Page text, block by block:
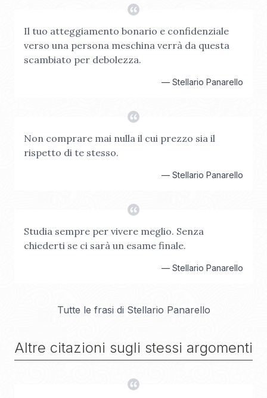
Il tuo atteggiamento bonario e confidenziale
verso una persona meschina verrà da questa
scambiato per debolezza.
— Stellario Panarello
Non comprare mai nulla il cui prezzo sia il
rispetto di te stesso.
— Stellario Panarello
Studia sempre per vivere meglio. Senza
chiederti se ci sarà un esame finale.
— Stellario Panarello
Tutte le frasi di Stellario Panarello
Altre citazioni sugli stessi argomenti